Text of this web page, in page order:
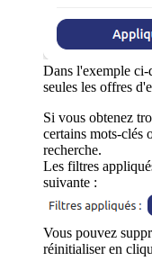
Dans l'exemple ci-
seules les offres
Si vous obtenez
certains mots-clés
recherche.
Les filtres
suivante :
Vous pouvez
réinitialiser en